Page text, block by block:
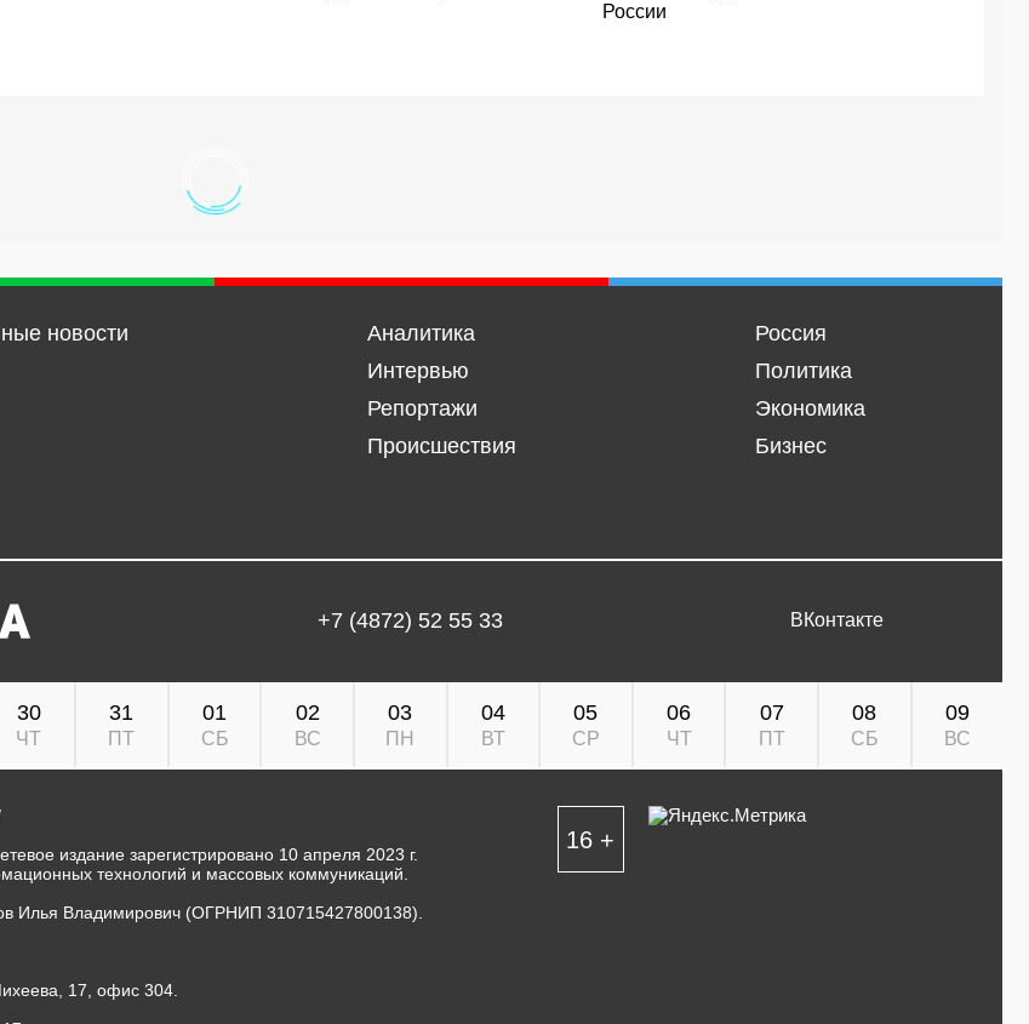
России
новости
Аналитика
Интервью
Репортажи
Происшествия
Россия
Политика
Экономика
Бизнес
+7 (4872) 52 55 33 ВКонтакте
30
ЧТ
31
ПТ
01
СБ
02
ВС
03
ПН
04
ВТ
05
СР
06
ЧТ
07
ПТ
08
СБ
09
ВС
издание зарегистрировано 10 апреля 2023 г.
технологий и массовых коммуникаций.
Илья Владимирович (ОГРНИП 310715427800138).
17, офис 304.
16 +